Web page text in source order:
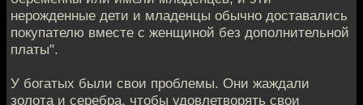
нерожденные дети и младенцы обычно доставались
покупателю вместе с женщиной без дополнительной
платы".
У богатых были свои проблемы. Они жаждали
золота и серебра, чтобы удовлетворять свои